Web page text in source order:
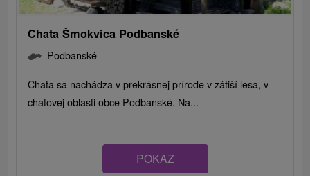
Chata Šmokvica Podbanské
Podbanské
Chata sa nachádza v prekrásnej prírode v zátiší lesa, v
chatovej oblasti obce Podbanské. Na...
POKAZ